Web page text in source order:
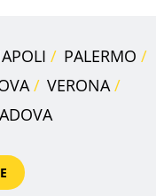
PALERMO
VERONA